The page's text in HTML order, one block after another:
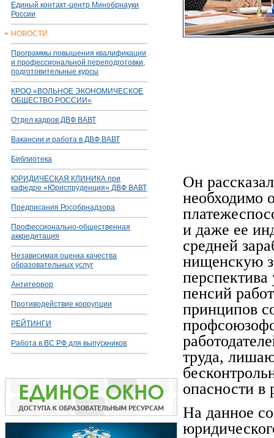
Единый контакт-центр Минобрнауки
России
НОВОСТИ
Программы повышения квалификации
и профессиональной переподготовки,
подготовительные курсы
КРОО «ВОЛЬНОЕ ЭКОНОМИЧЕСКОЕ
ОБЩЕСТВО РОССИИ»
Отдел кадров ДВФ ВАВТ
Вакансии и работа в ДВФ ВАВТ
Библиотека
ЮРИДИЧЕСКАЯ КЛИНИКА при
кафедре «Юриспруденция» ДВФ ВАВТ
Предписания Рособрнадзора
Профессионально-общественная
аккредитация
Независимая оценка качества
образовательных услуг
Антитеррор
Противодействие коррупции
РЕЙТИНГИ
Работа в ВС РФ для выпускников
Он
необходимо
и даже ее
средней
нищенскую
пенсий
принципов
труда,
опасности в
На данное